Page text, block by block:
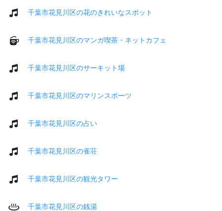
千葉市花見川区の花のきれいなスポット
千葉市花見川区のマンガ喫茶・ネットカフェ
千葉市花見川区のサーキット場
千葉市花見川区のマリンスポーツ
千葉市花見川区の占い
千葉市花見川区の雀荘
千葉市花見川区の観光タワー
千葉市花見川区の銭湯